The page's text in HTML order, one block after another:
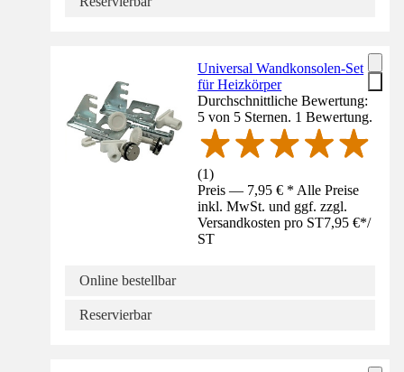
Universal Wandkonsolen-Set
für Heizkörper
Durchschnittliche Bewertung:
5 von 5 Sternen. 1 Bewertung.
(1)
Preis — 7,95 € * Alle Preise
inkl. MwSt. und ggf. zzgl.
Versandkosten pro ST7,95 €*/
ST
Online bestellbar
Reservierbar